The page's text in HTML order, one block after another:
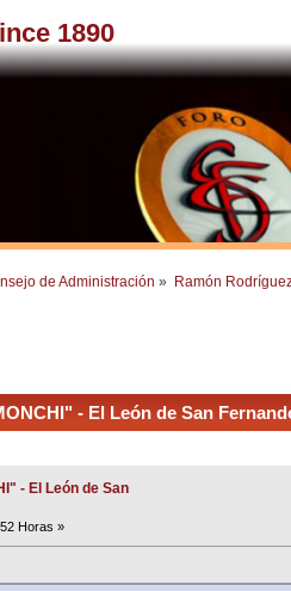
1890
de Administración » Ramón
- El León de San
- El León de San
Horas »